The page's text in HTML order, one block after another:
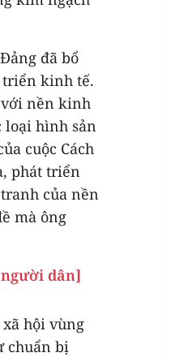
đã bổ
triển kinh tế.
nền kinh
loại hình sản
cuộc Cách
phát triển
của nền
mà ông
dân]
hội vùng
chuẩn bị